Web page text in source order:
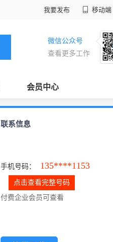
我要发布 移动端
微信公众号
查看更多工作
会员中心
联系信息
手机号码： 135****1153
点击查看完整号码
付费企业会员可查看